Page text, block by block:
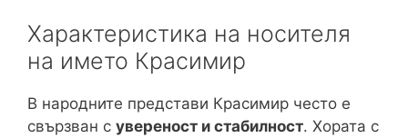
Характеристика на носителя
на името Красимир
В народните представи Красимир често е
свързван с увереност и стабилност. Хората с